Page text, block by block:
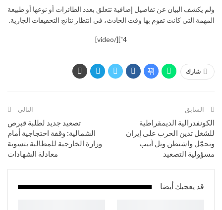
ولم يكشف البيان عن تفاصيل إضافية تتعلق بعدد الطائرات أو نوعها أو طبيعة
المهمة التي كانت تقوم بها وقت الحادث، في انتظار نتائج التحقيقات الجارية.
4"][/video]
شارك
السابق
الكونفدرالية الديمقراطية
للشغل تدين الحرب على إيران
وتحمّل واشنطن وتل أبيب
مسؤولية التصعيد
التالي
تصعيد جديد لطلبة قبرص
الشمالية: وقفة احتجاجية أمام
وزارة الخارجية للمطالبة بتسوية
معادلة الشهادات
قد يعجبك أيضا